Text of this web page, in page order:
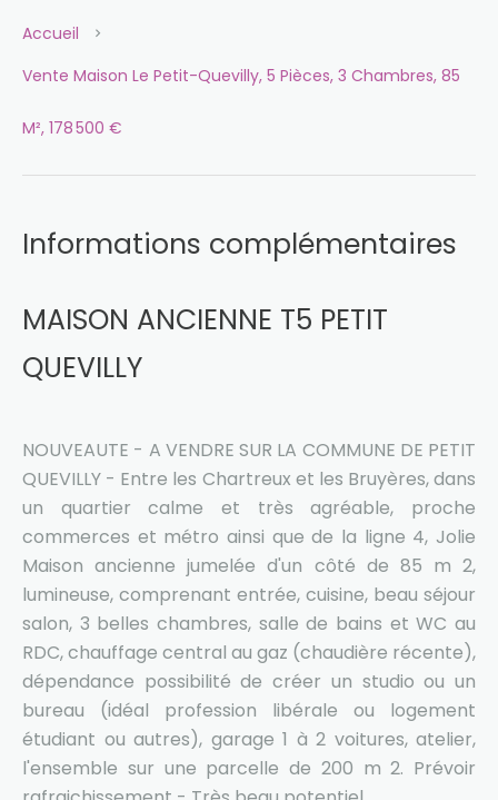
Accueil
Vente Maison Le Petit-Quevilly, 5 Pièces, 3 Chambres, 85
M², 178 500 €
Informations complémentaires
MAISON ANCIENNE T5 PETIT
QUEVILLY
NOUVEAUTE - A VENDRE SUR LA COMMUNE DE PETIT
QUEVILLY - Entre les Chartreux et les Bruyères, dans
un quartier calme et très agréable, proche
commerces et métro ainsi que de la ligne 4, Jolie
Maison ancienne jumelée d'un côté de 85 m 2,
lumineuse, comprenant entrée, cuisine, beau séjour
salon, 3 belles chambres, salle de bains et WC au
RDC, chauffage central au gaz (chaudière récente),
dépendance possibilité de créer un studio ou un
bureau (idéal profession libérale ou logement
étudiant ou autres), garage 1 à 2 voitures, atelier,
l'ensemble sur une parcelle de 200 m 2. Prévoir